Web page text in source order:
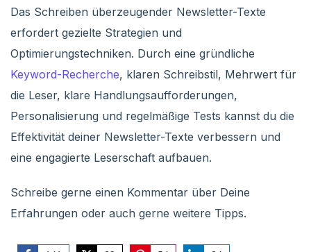
Das Schreiben überzeugender Newsletter-Texte
erfordert gezielte Strategien und
Optimierungstechniken. Durch eine gründliche
Keyword-Recherche, klaren Schreibstil, Mehrwert für
die Leser, klare Handlungsaufforderungen,
Personalisierung und regelmäßige Tests kannst du die
Effektivität deiner Newsletter-Texte verbessern und
eine engagierte Leserschaft aufbauen.
Schreibe gerne einen Kommentar über Deine
Erfahrungen oder auch gerne weitere Tipps.